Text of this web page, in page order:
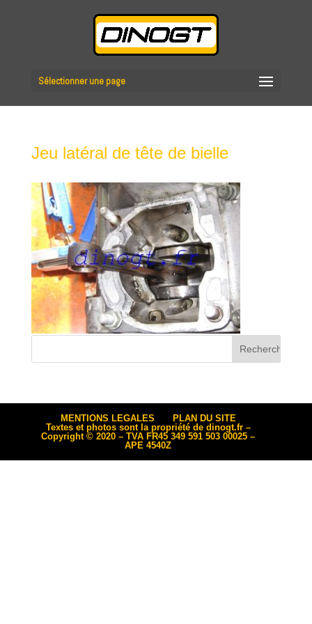
Sélectionner une page
Jeu latéral de tête de bielle
MENTIONS LEGALES
PLAN DU SITE
Textes et photos sont la propriété de dinogt.fr –
Copyright © 2020 – TVA FR45 349 591 503 00025 –
APE 4540Z